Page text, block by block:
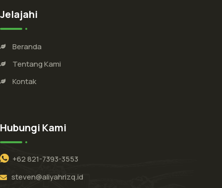
Jelajahi
Beranda
Tentang Kami
Kontak
Hubungi Kami
+62 821-7393-3553
steven@aliyahrizq.id